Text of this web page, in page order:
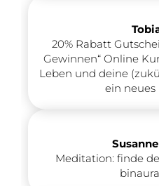
20% Rabatt
Gewinnen“ Online
Leben und deine
ein neues
Meditation: finde